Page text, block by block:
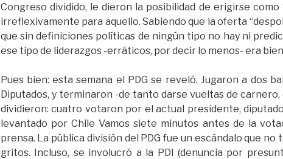
Congreso dividido, le dieron la posibilidad de erigirse
irreflexivamente para aquello. Sabiendo que la oferta
que sin definiciones políticas de ningún tipo no hay ni
ese tipo de liderazgos -erráticos, por decir lo menos- era
Pues bien: esta semana el PDG se reveló. Jugaron a dos
Diputados, y terminaron -de tanto darse vueltas de
dividieron: cuatro votaron por el actual presidente,
levantado por Chile Vamos siete minutos antes de la
prensa. La pública división del PDG fue un escándalo que
gritos. Incluso, se involucró a la PDI (denuncia por